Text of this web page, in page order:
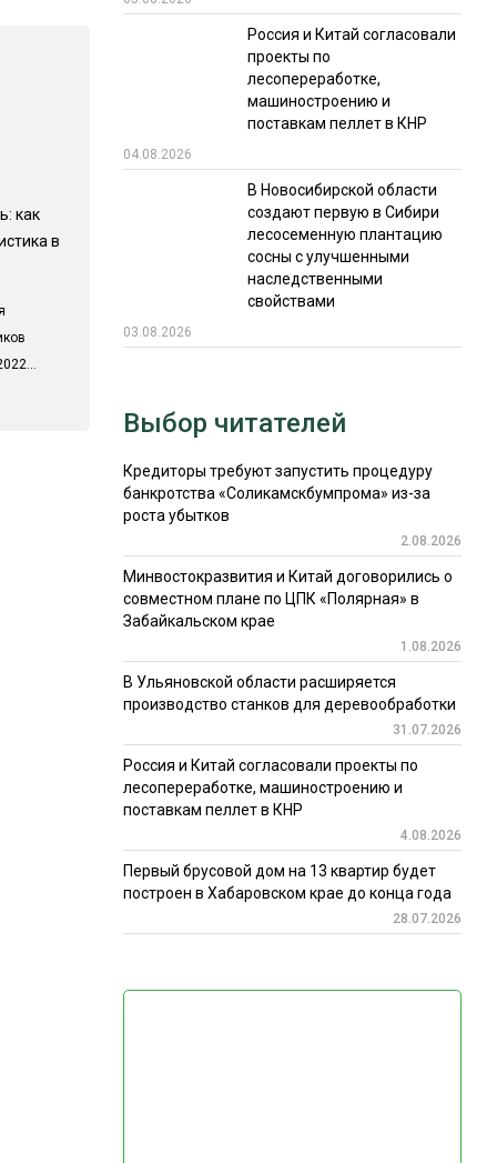
как
в
Россия и Китай согласовали
проекты по
лесопереработке,
машиностроению и
поставкам пеллет в КНР
04.08.2026
В Новосибирской области
создают первую в Сибири
лесосеменную плантацию
сосны с улучшенными
наследственными
свойствами
03.08.2026
Выбор читателей
Кредиторы требуют запустить процедуру
банкротства «Соликамскбумпрома» из-за
роста убытков
2.08.2026
Минвостокразвития и Китай договорились о
совместном плане по ЦПК «Полярная» в
Забайкальском крае
1.08.2026
В Ульяновской области расширяется
производство станков для деревообработки
31.07.2026
Россия и Китай согласовали проекты по
лесопереработке, машиностроению и
поставкам пеллет в КНР
4.08.2026
Первый брусовой дом на 13 квартир будет
построен в Хабаровском крае до конца года
28.07.2026